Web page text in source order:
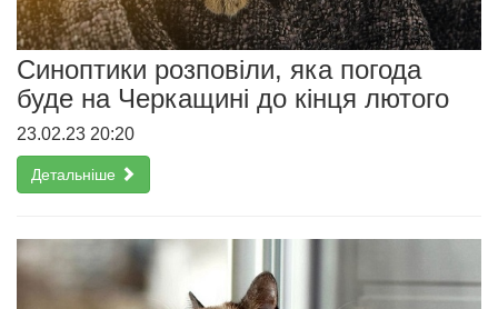
Синоптики розповіли, яка погода
буде на Черкащині до кінця лютого
23.02.23 20:20
Детальніше